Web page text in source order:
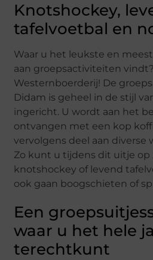
Knotshockey,
tafelvoetbal en
Waar u het leukste en
aan groepsactiviteiten
Westernboerderij! De
Didam is geheel in de stijl
ingericht. U wordt aan het
ontvangen met een kop
vervolgens deel aan diverse
Zo kunt u tijdens dit uitje op
knotshockey of levend
ook gaan boogschieten of
Een
waar u het hele
terechtkunt